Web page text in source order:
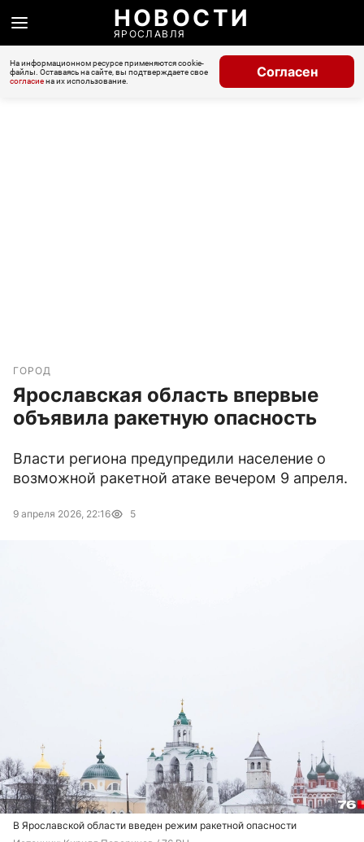
НОВОСТИ
ЯРОСЛАВЛЯ
На информационном ресурсе применяются cookie-
файлы. Оставаясь на сайте, вы подтверждаете свое
согласиена их использование.
Согласен
ГОРОД
Ярославская область впервые
объявила ракетную опасность
Власти региона предупредили население о
возможной ракетной атаке вечером 9 апреля.
9 апреля 2026, 22:16 5
В Ярославской области введен режим ракетной опасности